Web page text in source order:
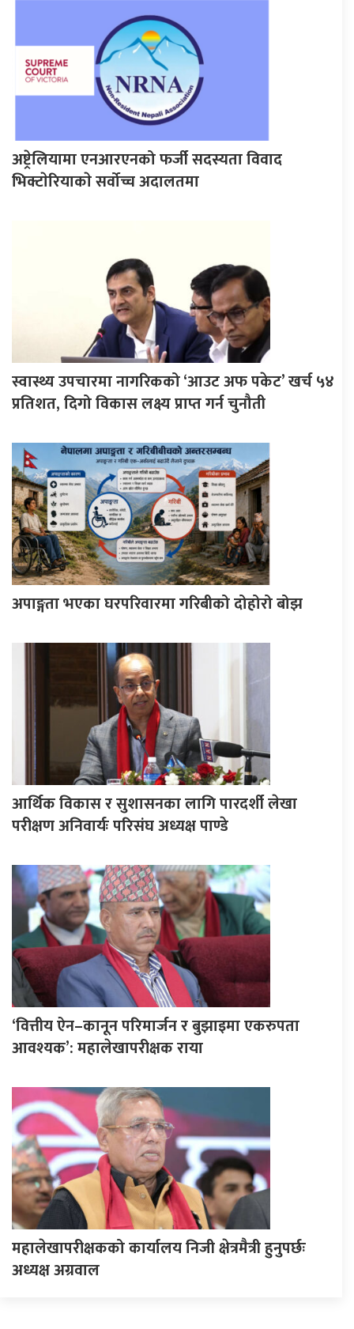
अष्ट्रेलियामा एनआरएनको फर्जी सदस्यता विवाद
भिक्टाेरियाकाे सर्वोच्च अदालतमा
स्वास्थ्य उपचारमा नागरिकको ‘आउट अफ पकेट’ खर्च ५४
प्रतिशत, दिगो विकास लक्ष्य प्राप्त गर्न चुनौती
अपाङ्गता भएका घरपरिवारमा गरिबीको दोहोरो बोझ
आर्थिक विकास र सुशासनका लागि पारदर्शी लेखा
परीक्षण अनिवार्यः परिसंघ अध्यक्ष पाण्डे
‘वित्तीय ऐन–कानून परिमार्जन र बुझाइमा एकरुपता
आवश्यक’: महालेखापरीक्षक राया
महालेखापरीक्षकको कार्यालय निजी क्षेत्रमैत्री हुनुपर्छः
अध्यक्ष अग्रवाल